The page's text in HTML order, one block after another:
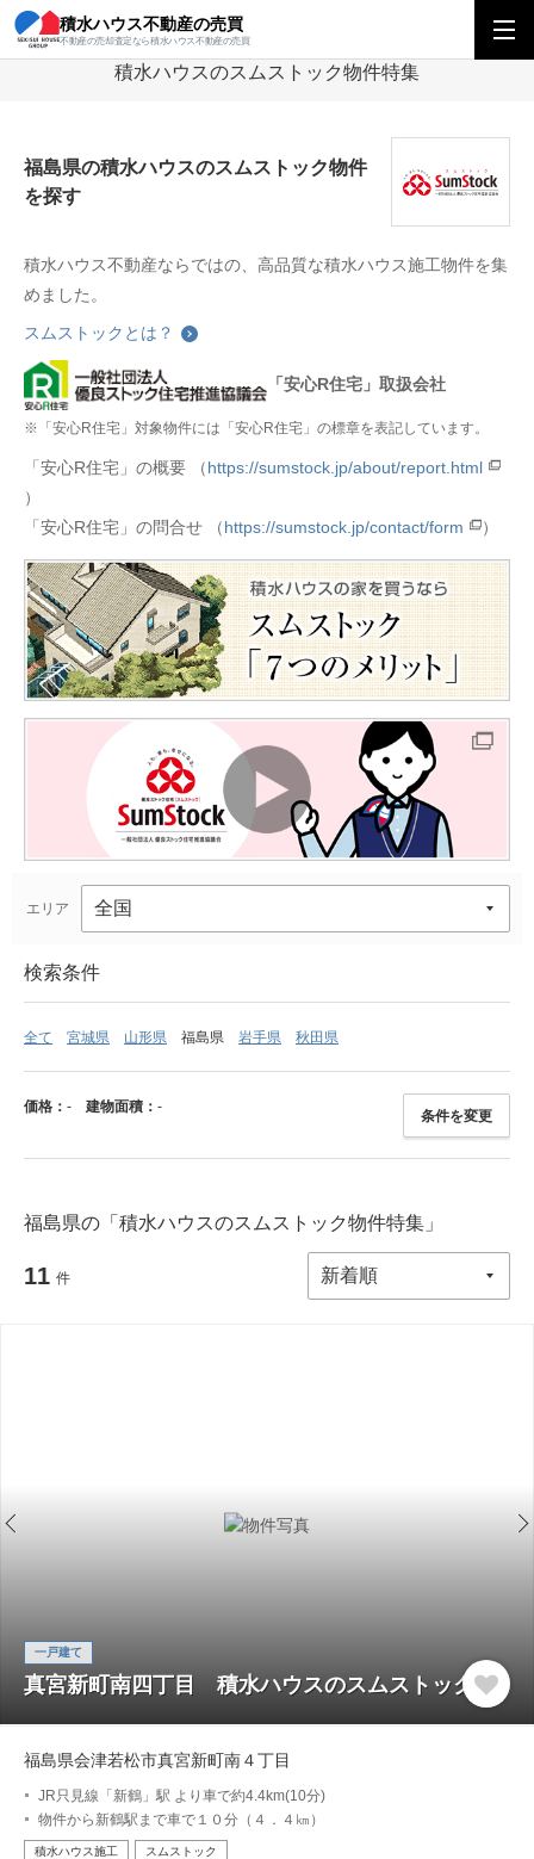
積水ハウス不動産の売買
不動産の売却査定なら積水ハウス不動産の売買
積水ハウス不動産の売買 東北エリア 積水ハウスのスムストック物件特集
積水ハウスのスムストック物件特集
福島県の積水ハウスのスムストック物件
を探す
積水ハウス不動産ならではの、高品質な積水ハウス施工物件を集
めました。
スムストックとは？
「安心R住宅」取扱会社
※「安心R住宅」対象物件には「安心R住宅」の標章を表記しています。
「安心R住宅」の概要 （https://sumstock.jp/about/report.html
）
「安心R住宅」の問合せ （https://sumstock.jp/contact/form ）
エリア
検索条件
全て 宮城県 山形県 福島県 岩手県 秋田県
価格： - 建物面積： -
条件を変更
福島県の「積水ハウスのスムストック物件特集」
11 件
一戸建て
真宮新町南四丁目 積水ハウスのスムストック
福島県会津若松市真宮新町南４丁目
JR只見線「新鶴」駅 より車で約4.4km(10分)
物件から新鶴駅まで車で１０分（４．４㎞）
積水ハウス施工 スムストック